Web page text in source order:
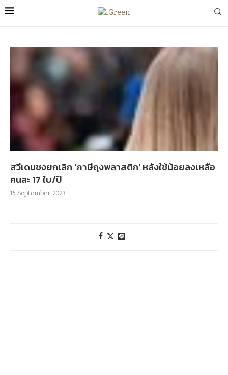
สวีเดนชงยกเลิก ‘ภาษีถุงพลาสติก’ หลังใช้น้อยลงเหลือ
คนละ 17 ใบ/ปี
15 September 2023